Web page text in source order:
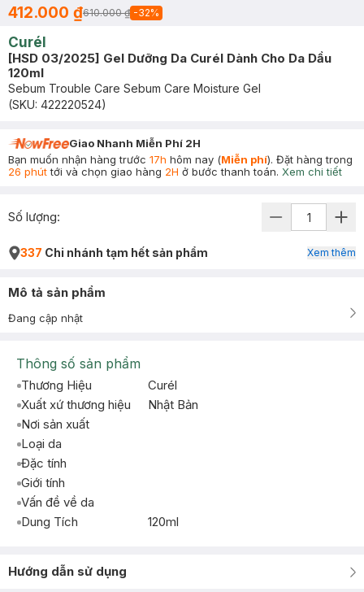
412.000 ₫610.000 ₫ -32%
Curél
[HSD 03/2025] Gel Dưỡng Da Curél Dành Cho Da Dầu
120ml
Sebum Trouble Care Sebum Care Moisture Gel
(SKU: 422220524)
Giao Nhanh Miễn Phí 2H
Bạn muốn nhận hàng trước 17h hôm nay (Miễn phí). Đặt hàng trong
26 phúttới và chọn giao hàng 2H ở bước thanh toán. Xem chi tiết
Số lượng:
337 Chi nhánh tạm hết sản phẩm Xem thêm
Mô tả sản phẩm
Đang cập nhật
Thông số sản phẩm
Thương Hiệu
Curél
Xuất xứ thương hiệu
Nhật Bản
Nơi sản xuất
Loại da
Đặc tính
Giới tính
Vấn đề về da
Dung Tích
120ml
Hướng dẫn sử dụng